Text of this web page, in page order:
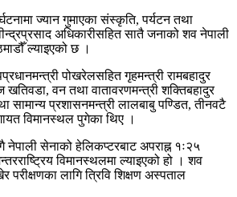
ज्यान गुमाएका संस्कृति, पर्यटन तथा
अधिकारीसहित सातै जनाको शव नेपाली
ल्याइएको छ ।
पोखरेलसहित गृहमन्त्री रामबहादुर
खतिवडा, वन तथा वातावरणमन्त्री शक्तिबहादुर
सामान्य प्रशासनमन्त्री लालबाबु पण्डित, तीनवटै
विमानस्थल पुगेका थिए ।
सेनाको हेलिकप्टरबाट अपराह्न १ः२५
विमानस्थलमा ल्याइएको हो । शव
परीक्षणका लागि त्रिवि शिक्षण अस्पताल